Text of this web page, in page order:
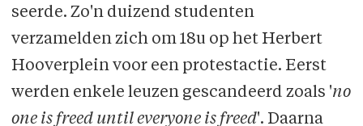
seerde. Zo'n duizend studenten
verzamelden zich om 18u op het Herbert
Hooverplein voor een protestactie. Eerst
werden enkele leuzen gescandeerd zoals 'no
one is freed until everyone is freed'. Daarna